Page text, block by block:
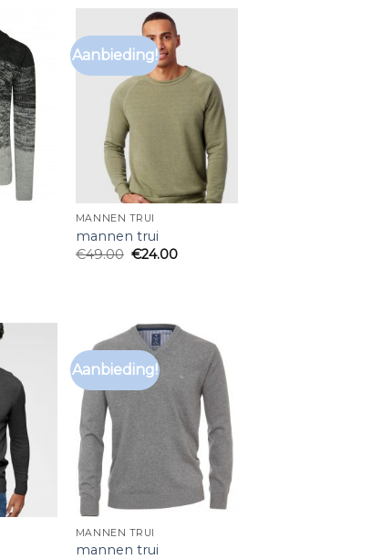
Aanbieding!
MANNEN TRUI
mannen trui
€49.00 €24.00
Aanbieding!
MANNEN TRUI
mannen trui